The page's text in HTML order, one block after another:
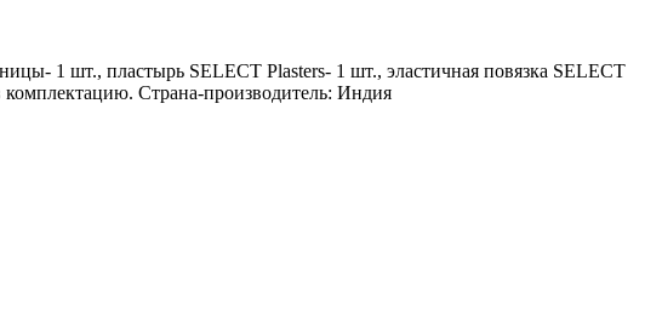
1 шт., пластырь SELECT Plasters- 1 шт., эластичная повязка SELECT
Страна-производитель: Индия